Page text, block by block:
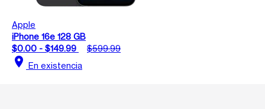
Apple
iPhone 16e 128 GB
$0.00 - $149.99
$599.99
location_on En existencia